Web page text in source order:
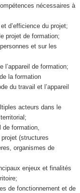
nécessaires à
d’efficience du projet;
projet de formation;
et sur les
l’appareil de formation;
la formation
du travail et l’appareil
acteurs dans le
de formation,
projet (structures
organismes de
enjeux et finalités
de fonctionnement et de